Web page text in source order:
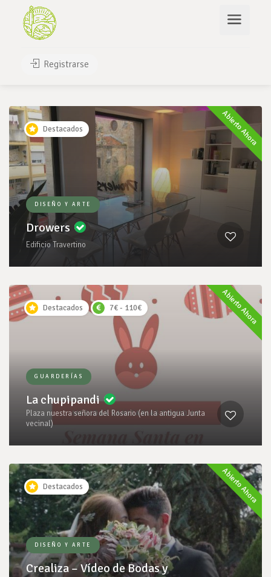
Registrarse
Buscar
Destacados Abierto Ahora
DISEÑO Y ARTE
Drowers
Edificio Travertino
Destacados 7€ - 110€ Abierto Ahora
GUARDERÍAS
La chupipandi
Plaza nuestra señora del Rosario (en la antigua Junta
vecinal)
Destacados Abierto Ahora
DISEÑO Y ARTE
Crealiza – Vídeo de Bodas y